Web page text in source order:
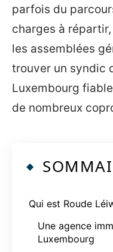
parfois du
charges à
les assemblées
trouver un syndic
Luxembourg
de nombreux
Qui est Roude
Une agence
Luxembourg